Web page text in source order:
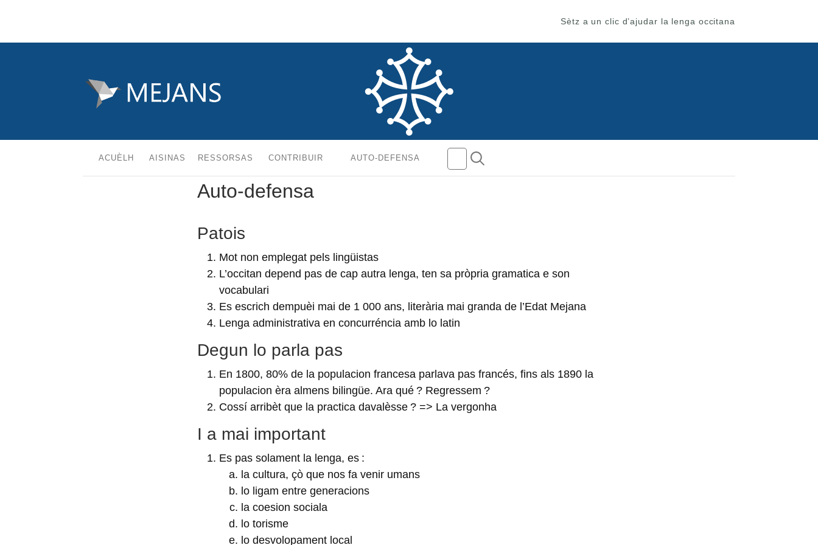
Sètz a un clic d’ajudar la lenga occitana
ACUÈLH AISINAS RESSORSAS CONTRIBUIR AUTO-DEFENSA
Auto-defensa
Patois
Mot non emplegat pels lingüistas
L’occitan depend pas de cap autra lenga, ten sa pròpria gramatica e son
vocabulari
Es escrich dempuèi mai de 1 000 ans, literària mai granda de l’Edat Mejana
Lenga administrativa en concurréncia amb lo latin
Degun lo parla pas
En 1800, 80% de la populacion francesa parlava pas francés, fins als 1890 la
populacion èra almens bilingüe. Ara qué ? Regressem ?
Cossí arribèt que la practica davalèsse ? => La vergonha
I a mai important
Es pas solament la lenga, es :
la cultura, çò que nos fa venir umans
lo ligam entre generacions
la coesion sociala
lo torisme
lo desvolopament local